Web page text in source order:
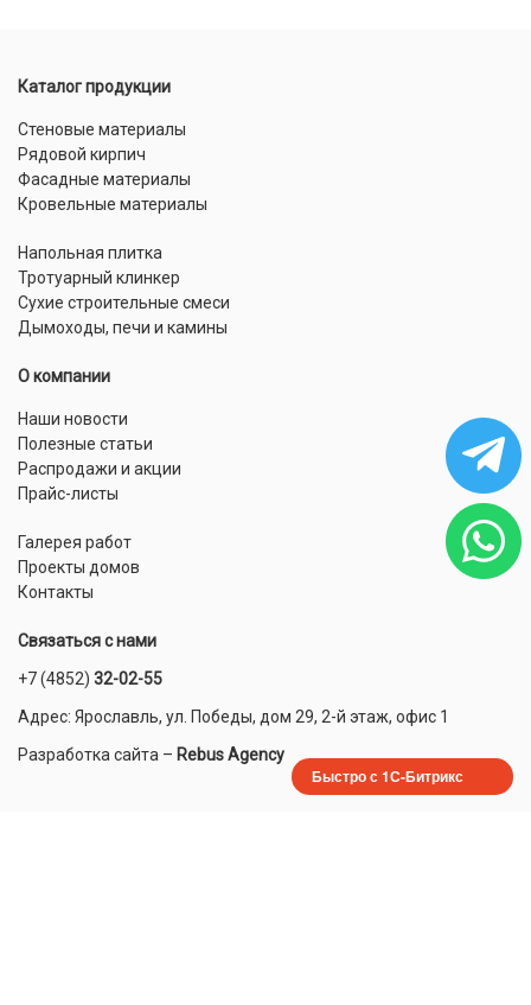
Каталог продукции
Стеновые материалы
Рядовой кирпич
Фасадные материалы
Кровельные материалы
Напольная плитка
Тротуарный клинкер
Сухие строительные смеси
Дымоходы, печи и камины
О компании
Наши новости
Полезные статьи
Распродажи и акции
Прайс-листы
Галерея работ
Проекты домов
Контакты
Связаться с нами
+7 (4852) 32-02-55
Адрес: Ярославль, ул. Победы, дом 29, 2-й этаж, офис 1
Разработка сайта – Rebus Agency
Быстро с 1С-Битрикс